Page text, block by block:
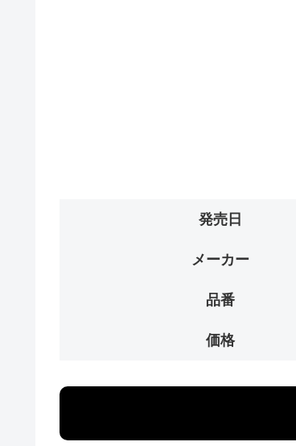
発売日
メーカー
品番
価格